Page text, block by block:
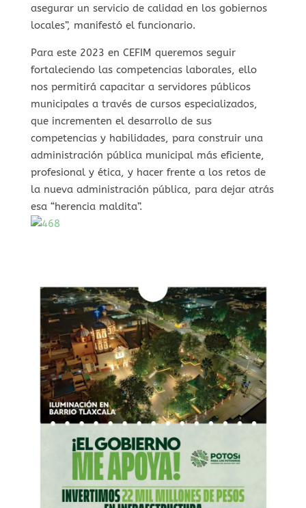
asegurar un servicio de calidad en los gobiernos
locales”, manifestó el funcionario.
Para este 2023 en CEFIM queremos seguir
fortaleciendo las competencias laborales, ello
nos permitirá capacitar a servidores públicos
municipales a través de cursos especializados,
que incrementen el desarrollo de sus
competencias y habilidades, para construir una
administración pública municipal más eficiente,
profesional y ética, y hacer frente a los retos de
la nueva administración pública, para dejar atrás
esa “herencia maldita”.